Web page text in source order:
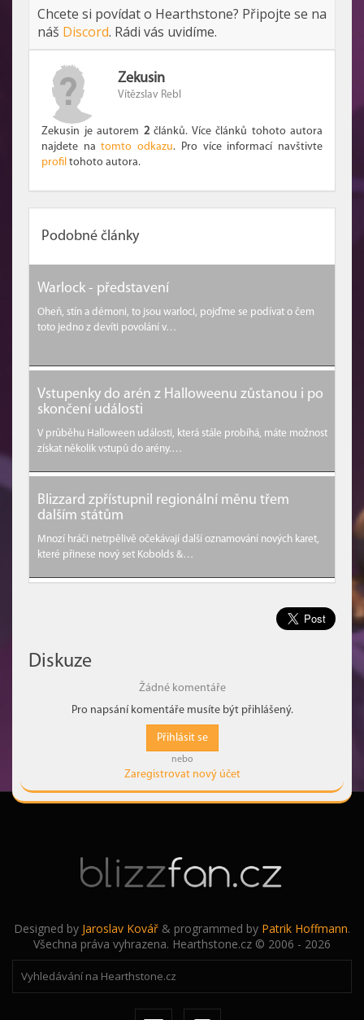
Chcete si povídat o Hearthstone? Připojte se na
náš Discord. Rádi vás uvidíme.
Zekusin
Vítězslav Rebl
Zekusin je autorem 2článků. Více článků tohoto autora
najdete natomto odkazu. Pro více informací navštivte
profil tohoto autora.
Podobné články
Warlock - představení
Oheň, stín a démoni, to jsou warloci, pojďme se podívat o čem
toto jedno z devíti povolání v…
Vstupenky do arén z Halloweenu zůstanou i po
skončení události
V průběhu Halloween události, která stále probíhá, máte možnost
získat několik vstupů do arény.…
Blizzard zpřístupnil regionální měnu třem
dalším státům
Mnozí hráči netrpělivě očekávají další oznamování nových karet,
které přinese nový set Kobolds &…
Diskuze
Žádné komentáře
Pro napsání komentáře musíte být přihlášený.
Přihlásit se
nebo
Zaregistrovat nový účet
Designed by Jaroslav Kovář & programmed by Patrik Hoffmann.
Všechna práva vyhrazena. Hearthstone.cz © 2006 - 2026